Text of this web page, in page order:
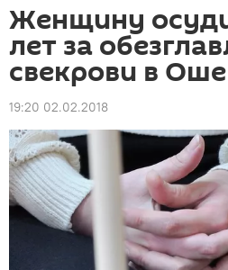
Женщину
лет за
свекрови в Оше
19:20 02.02.2018